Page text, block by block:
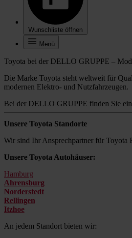
Wunschliste öffnen
Menü
Toyota bei der DELLO GRUPPE –
Die Marke Toyota steht weltweit für
modernen Elektro- und Nutzfahrzeugen.
Bei der DELLO GRUPPE finden Sie
Unsere Toyota Standorte
Wir sind Ihr Ansprechpartner für Toyota
Unsere Toyota Autohäuser:
Hamburg
Ahrensburg
Norderstedt
Rellingen
Itzhoe
An jedem Standort bieten wir: